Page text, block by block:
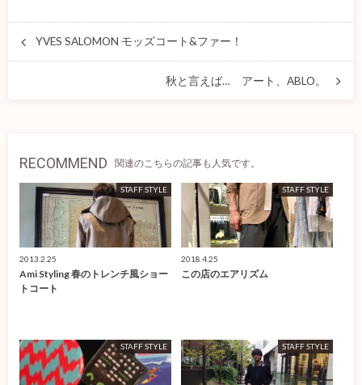
YVES SALOMON モッズコート&ファー！
秋と言えば… アート、ABLO。
RECOMMEND 関連のこちらの記事も人気です。
STAFF STYLE
2013.2.25
Ami Styling 春のトレンチ風ショー
トコート
STAFF STYLE
2018.4.25
この店のエアリズム
STAFF STYLE STAFF STYLE